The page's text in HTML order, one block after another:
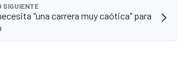
SIGUIENTE
"una carrera muy caótica" para